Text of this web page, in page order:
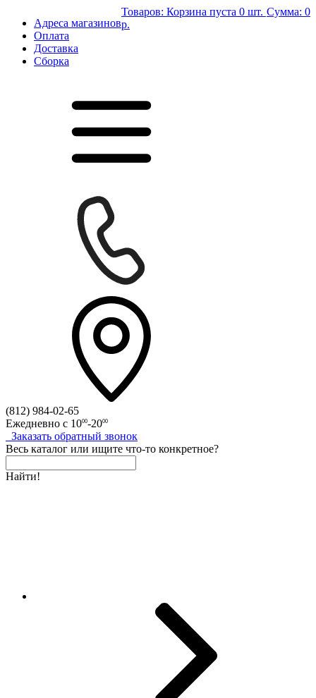
Адреса магазинов
Оплата
Доставка
Сборка
Товаров: Корзина пуста 0 шт. Сумма: 0
р.
(812) 984-02-65
Ежедневно с 1000-2000
Заказать обратный звонок
Весь каталог или ищите что-то конкретное?
Найти!